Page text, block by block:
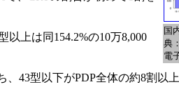
国
典
電
上は同154.2%の10万8,000
43型以下がPDP全体の約8割以上